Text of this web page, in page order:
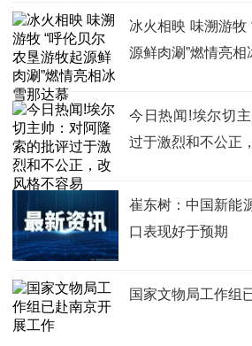
冰火相映 味溯游牧
源鲜肉涮”燃情亮相
今日热闻!埃尔切
过于激烈和不公正
崔东树：中国新能
口表现好于预期
国家文物局工作组